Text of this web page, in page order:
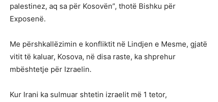
palestinez, aq sa për Kosovën”, thotë Bishku për
Exposenë.
Me përshkallëzimin e konfliktit në Lindjen e Mesme, gjatë
vitit të kaluar, Kosova, në disa raste, ka shprehur
mbështetje për Izraelin.
Kur Irani ka sulmuar shtetin izraelit më 1 tetor,